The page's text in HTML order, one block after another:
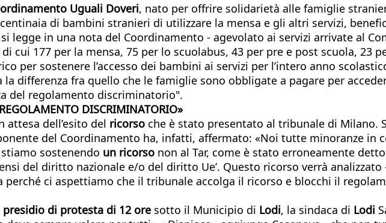
Uguali Doveri, nato per offrire solidarietà alle famiglie
di bambini stranieri di utilizzare la mensa e gli altri servizi,
legge in una nota del Coordinamento - agevolato ai servizi arrivate al
cui 177 per la mensa, 75 per lo scuolabus, 43 per pre e post scuola, 23
per sostenere l’accesso dei bambini ai servizi per l’intero anno
differenza fra quello che le famiglie sono obbligate a pagare per
del regolamento discriminatorio".
DISCRIMINATORIO»
attesa dell’esito del ricorso che è stato presentato al tribunale di Milano.
del Coordinamento ha, infatti, affermato: «Noi tutte minoranze in
sostenendo un ricorso non al Tar, come è stato erroneamente
del diritto nazionale e/o del diritto Ue’. Questo ricorso verrà analizzato
ci aspettiamo che il tribunale accolga il ricorso e blocchi il
presidio di protesta di 12 ore sotto il Municipio di Lodi, la sindaca di Lodi